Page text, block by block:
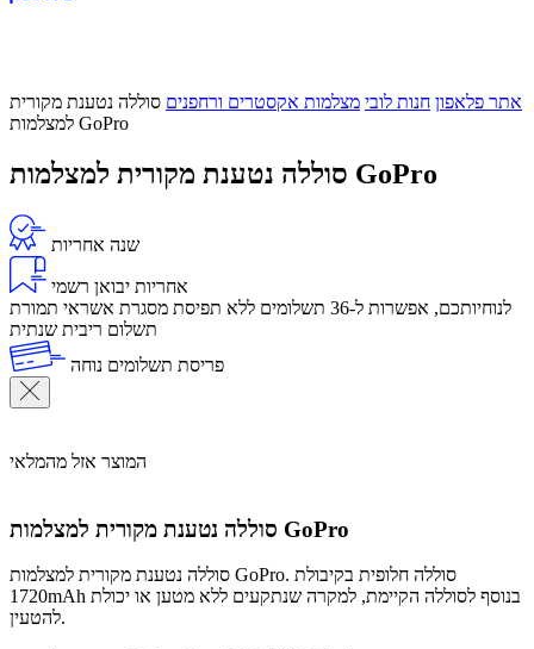
אתר פלאפון חנות לובי מצלמות אקסטרים ורחפנים סוללה נטענת מקורית
למצלמות GoPro
סוללה נטענת מקורית למצלמות GoPro
שנה אחריות
אחריות יבואן רשמי
לנוחיותכם, אפשרות ל-36 תשלומים ללא תפיסת מסגרת אשראי תמורת
תשלום ריבית שנתית
פריסת תשלומים נוחה
המוצר אזל מהמלאי
סוללה נטענת מקורית למצלמות GoPro
סוללה נטענת מקורית למצלמות GoPro. סוללה חלופית בקיבולת
1720mAh בנוסף לסוללה הקיימת, למקרה שנתקעים ללא מטען או יכולת
להטעין.